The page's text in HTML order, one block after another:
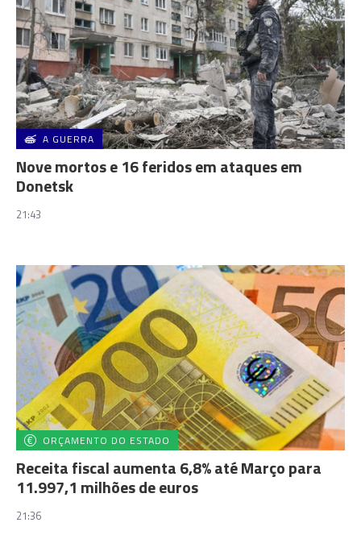
A GUERRA
Nove mortos e 16 feridos em ataques em
Donetsk
21:43
ORÇAMENTO DO ESTADO
Receita fiscal aumenta 6,8% até Março para
11.997,1 milhões de euros
21:36